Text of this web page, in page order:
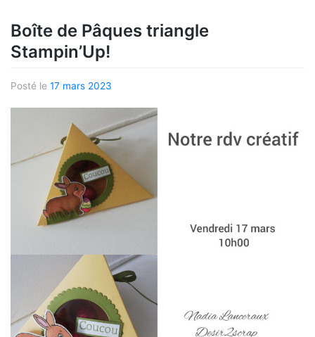
Boîte de Pâques triangle
Stampin’Up!
Posté le 17 mars 2023